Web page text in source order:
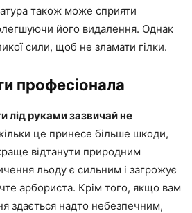
також може сприяти
його видалення. Однак
сили, щоб не зламати гілки.
професіонала
лід руками зазвичай не
це принесе більше шкоди,
відтанути природним
льоду є сильним і загрожує
арбориста. Крім того, якщо вам
здається надто небезпечним,